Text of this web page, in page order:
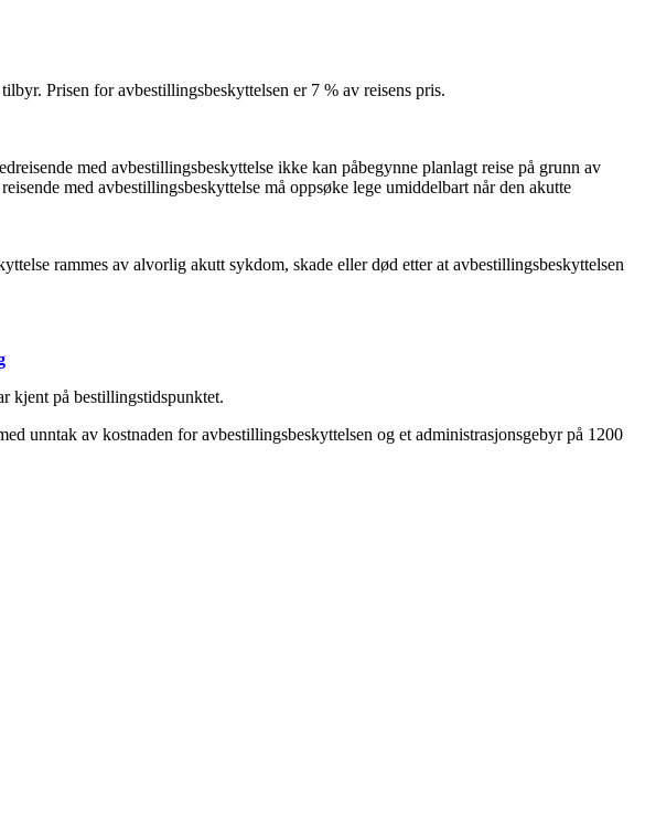
Prisen for avbestillingsbeskyttelsen er 7 % av reisens pris.
med avbestillingsbeskyttelse ikke kan påbegynne planlagt reise på grunn av
med avbestillingsbeskyttelse må oppsøke lege umiddelbart når den akutte
rammes av alvorlig akutt sykdom, skade eller død etter at avbestillingsbeskyttelsen
kjent på bestillingstidspunktet.
unntak av kostnaden for avbestillingsbeskyttelsen og et administrasjonsgebyr på 1200